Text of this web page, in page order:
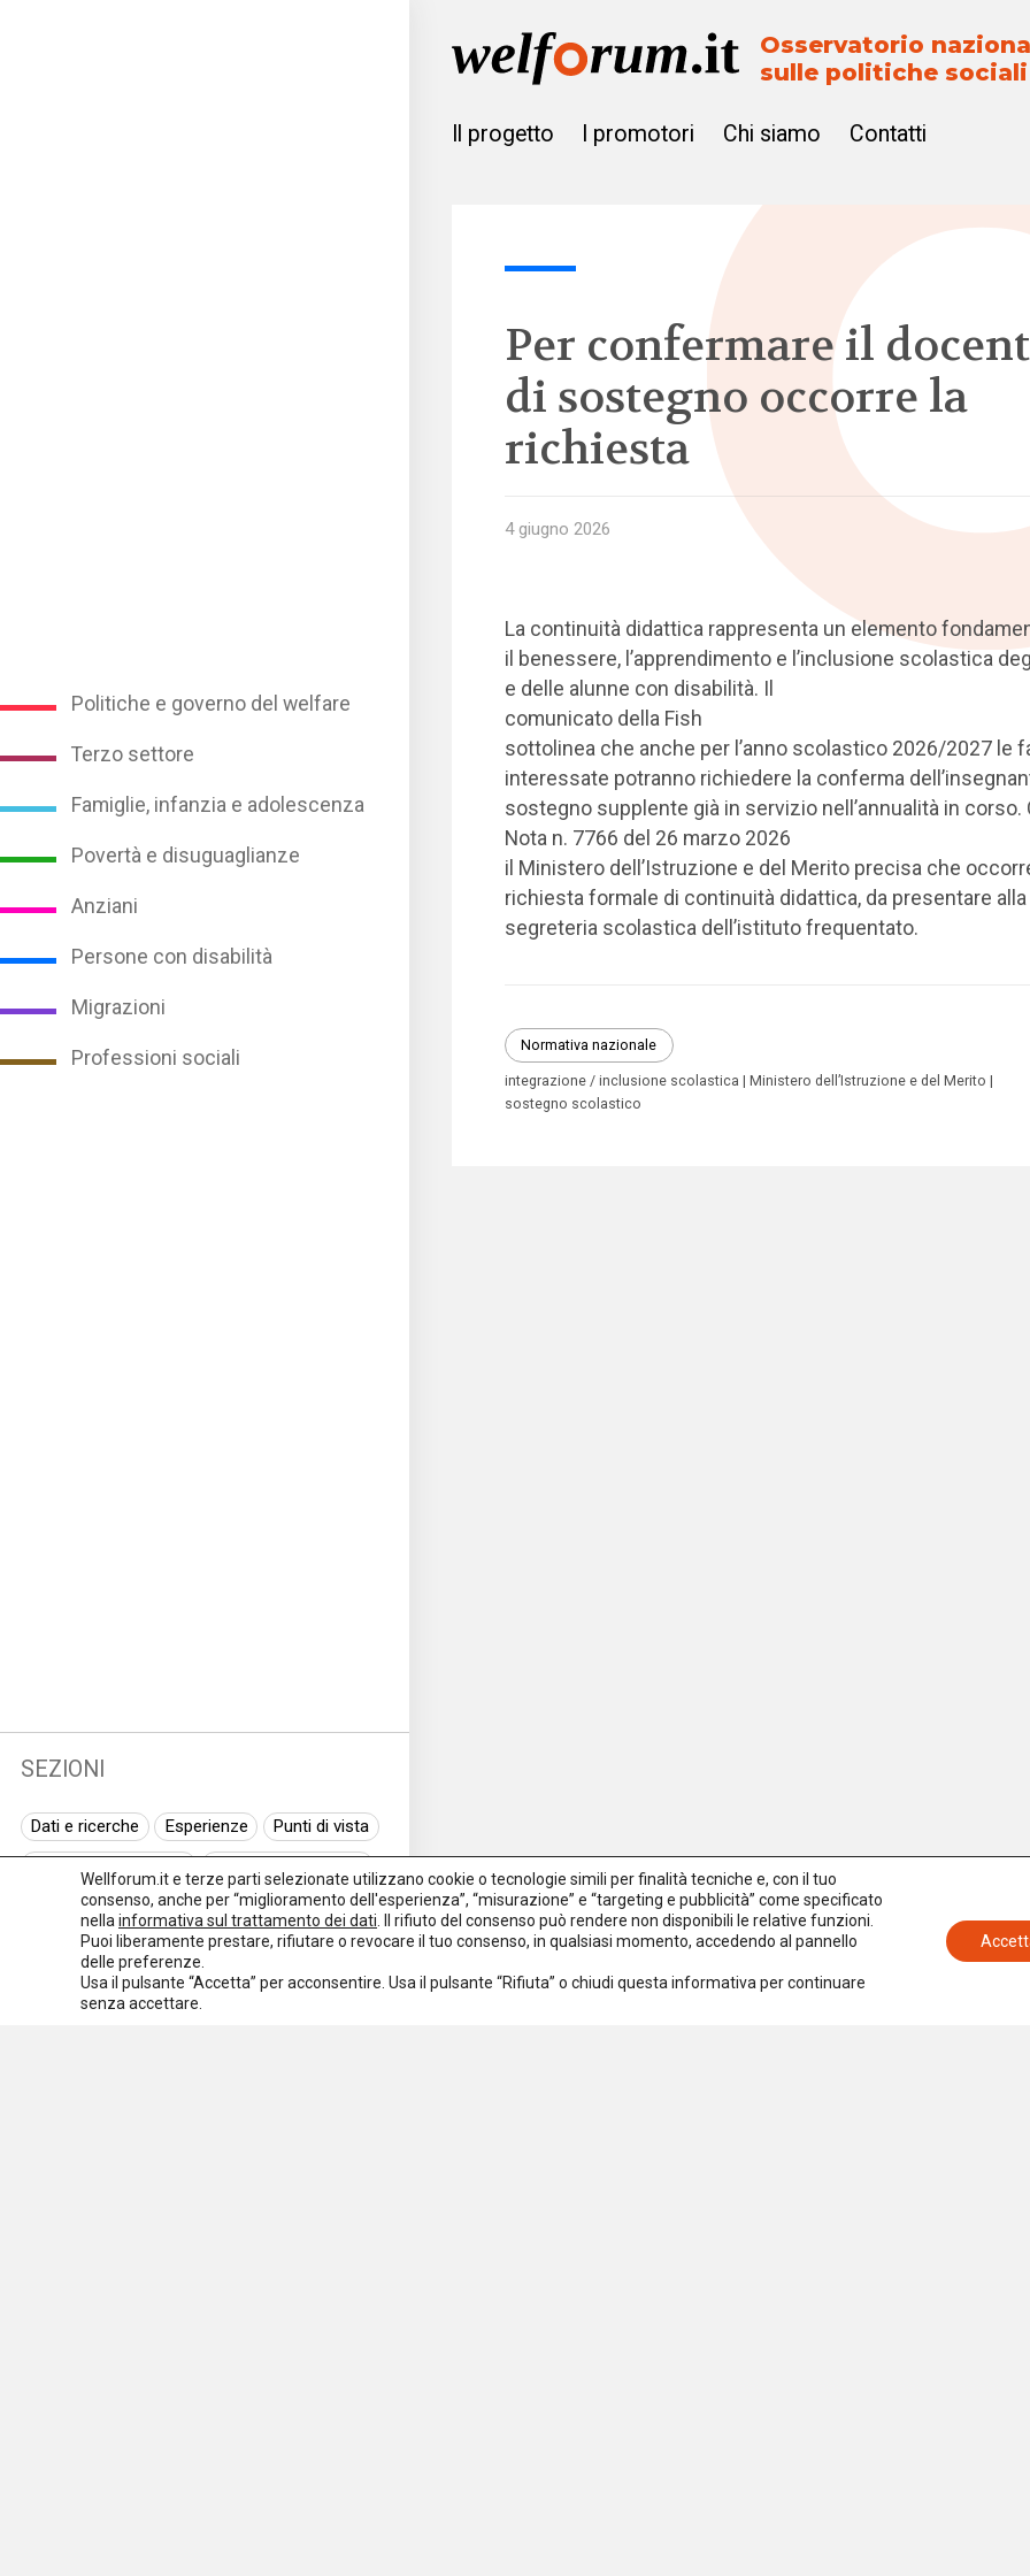
Politiche e governo del welfare
Terzo settore
Famiglie, infanzia e adolescenza
Povertà e disuguaglianze
Anziani
Persone con disabilità
Migrazioni
Professioni sociali
SEZIONI
Dati e ricerche Esperienze
Punti di vista
Normativa europea
Rassegna normativa
I seminari di Welforum
Eventi
Spazio ai promotori
Osservatorio
sulle politiche sociali
Il progetto I promotori Chi siamo Contatti
Per confermare il
di sostegno occorre la
richiesta
4 giugno 2026
La continuità didattica rappresenta un elemento
il benessere, l’apprendimento e l’inclusione scolastica
e delle alunne con disabilità. Il
comunicato della Fish
sottolinea che anche per l’anno scolastico 2026/2027 le
interessate potranno richiedere la conferma
sostegno supplente già in servizio nell’annualità in corso.
Nota n. 7766 del 26 marzo 2026
il Ministero dell’Istruzione e del Merito precisa che
richiesta formale di continuità didattica, da presentare alla
segreteria scolastica dell’istituto frequentato.
Normativa nazionale
integrazione / inclusione scolastica
Ministero dell’Istruzione e del Merito
sostegno scolastico
Wellforum.it e terze parti selezionate utilizzano cookie o tecnologie simili per finalità tecniche e, con il tuo
consenso, anche per “miglioramento dell'esperienza”, “misurazione” e “targeting e pubblicità” come specificato
nella informativa sul trattamento dei dati . Il rifiuto del consenso può rendere non disponibili le relative funzioni.
Puoi liberamente prestare, rifiutare o revocare il tuo consenso, in qualsiasi momento, accedendo al pannello
delle preferenze.
Usa il pulsante “Accetta” per acconsentire. Usa il pulsante “Rifiuta” o chiudi questa informativa per continuare
senza accettare.